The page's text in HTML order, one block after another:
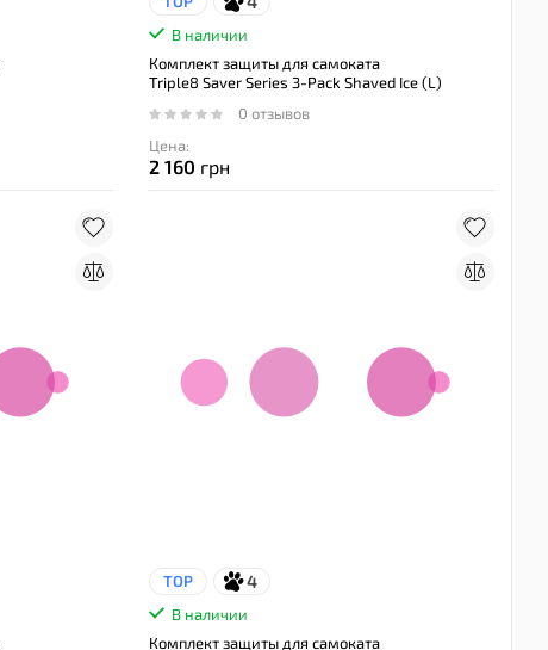
В наличии
Комплект защиты для самоката
Triple8 Saver Series 3-Pack Shaved Ice (L)
0 отзывов
Цена:
2 160 грн
TOP 4
В наличии
Комплект защиты для самоката